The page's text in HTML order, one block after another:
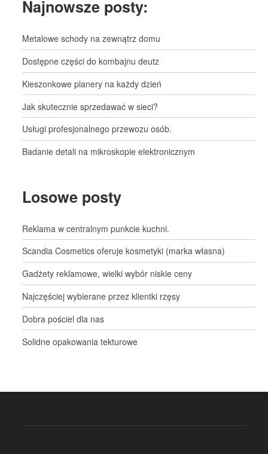
Najnowsze posty:
Metalowe schody na zewnątrz domu
Dostępne części do kombajnu deutz
Kieszonkowe planery na każdy dzień
Jak skutecznie sprzedawać w sieci?
Usługi profesjonalnego przewozu osób.
Badanie detali na mikroskopie elektronicznym
Losowe posty
Reklama w centralnym punkcie kuchni.
Scandia Cosmetics oferuje kosmetyki (marka własna)
Gadżety reklamowe, wielki wybór niskie ceny
Najczęściej wybierane przez klientki rzęsy
Dobra pościel dla nas
Solidne opakowania tekturowe